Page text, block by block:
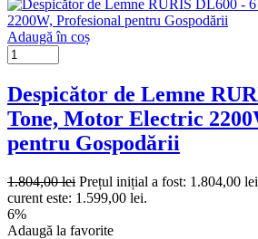
Adaugă în coș
Despicător de Lemne
Tone, Motor Electric
pentru Gospodării
1.804,00lei Prețul inițial a fost: 1.804,00
curent este: 1.599,00 lei.
6%
Adaugă la favorite